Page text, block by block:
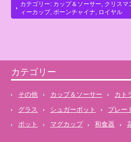
カテゴリー: カップ＆ソーサー クリスマ
ィーカップ, ボーンチャイナ ロイヤル
カテゴリー
その他 カップ＆ソーサー カト
グラス
シュガーポット プレー
ポット
マグカップ 和食器